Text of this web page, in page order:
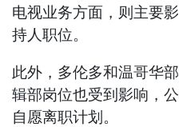
电视业务方面，则主要
持人职位。
此外，多伦多和温哥华
辑部岗位也受到影响，
自愿离职计划。